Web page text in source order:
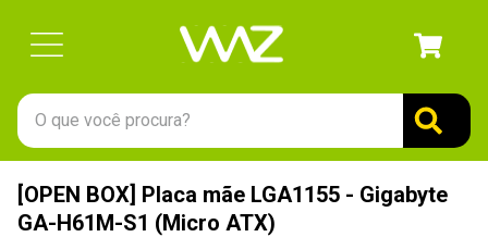
O que você procura?
[OPEN BOX] Placa mãe LGA1155 - Gigabyte
GA-H61M-S1 (Micro ATX)
1º
gabinete